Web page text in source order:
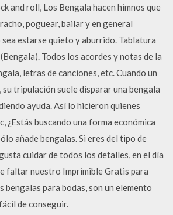
and roll, Los Bengala hacen himnos que
poguear, bailar y en general
sea estarse quieto y aburrido. Tablatura
Todos los acordes y notas de la
letras de canciones, etc. Cuando un
tripulación suele disparar una bengala
ayuda. Así lo hicieron quienes
¿Estás buscando una forma económica
añade bengalas. Si eres del tipo de
cuidar de todos los detalles, en el día
faltar nuestro Imprimible Gratis para
bengalas para bodas, son un elemento
de conseguir.